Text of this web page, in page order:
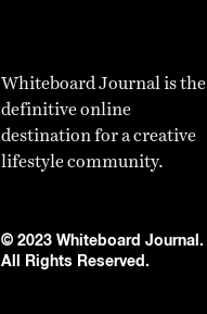
Whiteboard Journal is the
definitive online
destination for a creative
lifestyle community.
© 2023 Whiteboard Journal.
All Rights Reserved.